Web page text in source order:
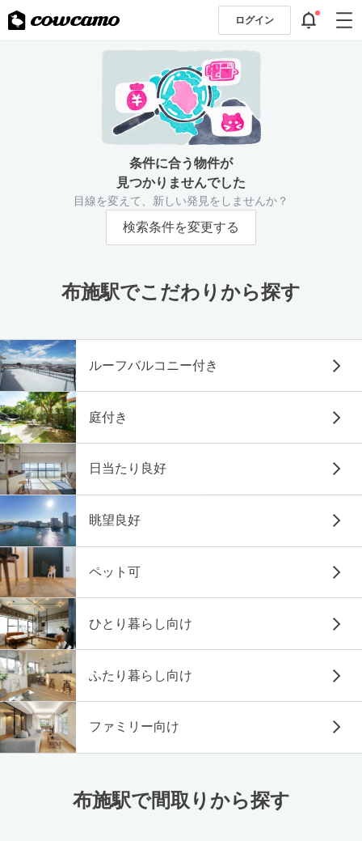
ログイン
条件に合う物件が
見つかりませんでした
目線を変えて、新しい発見をしませんか？
検索条件を変更する
布施駅でこだわりから探す
ルーフバルコニー付き
庭付き
日当たり良好
眺望良好
ペット可
ひとり暮らし向け
ふたり暮らし向け
ファミリー向け
布施駅で間取りから探す